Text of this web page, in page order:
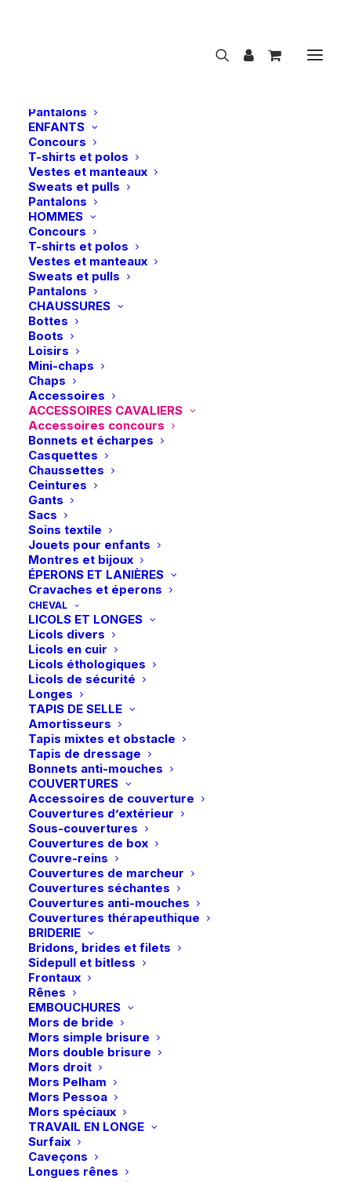
Pantalons
ENFANTS
Concours
T-shirts et polos
Vestes et manteaux
Sweats et pulls
Pantalons
HOMMES
Concours
T-shirts et polos
Vestes et manteaux
Sweats et pulls
Pantalons
CHAUSSURES
Bottes
Boots
Loisirs
Mini-chaps
Chaps
Accessoires
ACCESSOIRES CAVALIERS
Accessoires concours
Bonnets et écharpes
Casquettes
Chaussettes
Ceintures
Gants
Sacs
Soins textile
Jouets pour enfants
Montres et bijoux
ÉPERONS ET LANIÈRES
Cravaches et éperons
CHEVAL
LICOLS ET LONGES
Licols divers
Licols en cuir
Licols éthologiques
Licols de sécurité
Longes
TAPIS DE SELLE
Amortisseurs
Tapis mixtes et obstacle
Tapis de dressage
Bonnets anti-mouches
COUVERTURES
Accessoires de couverture
Couvertures d’extérieur
Sous-couvertures
Couvertures de box
Couvre-reins
Couvertures de marcheur
Couvertures séchantes
Couvertures anti-mouches
Couvertures thérapeuthique
BRIDERIE
Bridons, brides et filets
Sidepull et bitless
Frontaux
Rênes
EMBOUCHURES
Mors de bride
Mors simple brisure
Mors double brisure
Mors droit
Mors Pelham
Mors Pessoa
Mors spéciaux
TRAVAIL EN LONGE
Surfaix
Caveçons
Longues rênes
Waldhausen | Set de tressage pour crinière
Accueil Waldhausen | Set de tressage pour crinière
Accueil Boutique
Cavalier
Waldhausen | Set de tressage pour crinière
Waldhausen | Set de tressage pour
crinière
19,95€
L’article indispensable en compétition.
En stock
quantité
de
Waldhausen
|
Set
de
tressage
pour
crinière
Livraison gratuite à partir de 99 euros
Échange gratuit pendant 14 jours
Retrait gratuit en magasin
Paiement rapide et sécurisé
Description
Détails